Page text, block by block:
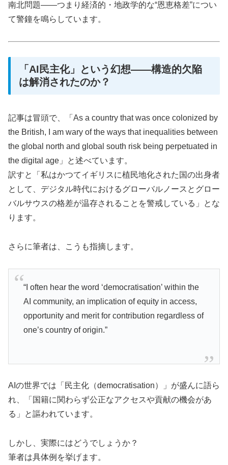
南北問題――つまり経済的・地政学的な“恩恵格差”につい
て警鐘を鳴らしています。
「AI民主化」という幻想――構造的欠陥
は解消されたのか？
記事は冒頭で、「As a country that was once colonized by
the British, I am wary of the ways that inequalities between
the global north and global south risk being perpetuated in
the digital age」と述べています。
訳すと「私はかつてイギリスに植民地化された国の出身者
として、デジタル時代におけるグローバルノースとグロー
バルサウスの格差が温存されることを警戒している」とな
ります。
さらに筆者は、こうも指摘します。
“I often hear the word ‘democratisation’ within the
AI community, an implication of equity in access,
opportunity and merit for contribution regardless of
one’s country of origin.”
AIの世界では「民主化（democratisation）」が盛んに語ら
れ、「国籍に関わらず公正なアクセスや貢献の機会があ
る」と謳われています。
しかし、実際にはどうでしょうか？
筆者は具体例を挙げます。